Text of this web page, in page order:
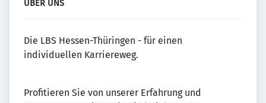
ÜBER UNS
Die LBS Hessen-Thüringen - für einen
individuellen Karriereweg.
Profitieren Sie von unserer Erfahrung und